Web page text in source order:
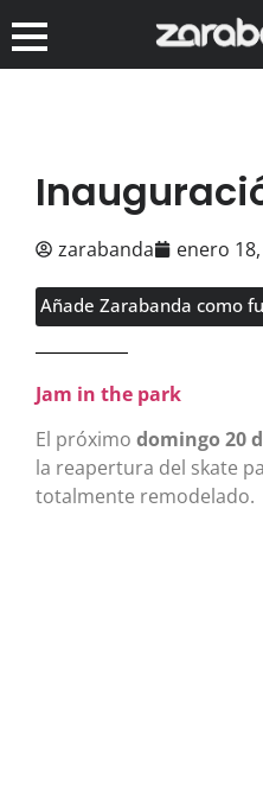
zarabanda enero
Añade Zarabanda como
Jam in the park
El próximo domingo 20
la reapertura del skate
totalmente remodelado.